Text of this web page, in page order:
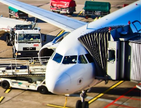
ボ